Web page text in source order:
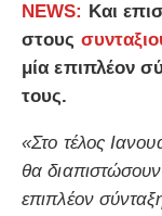
ΝΕWS: Και
στους
μία επιπλέον
τους.
«Στο τέλος
θα
επιπλέον